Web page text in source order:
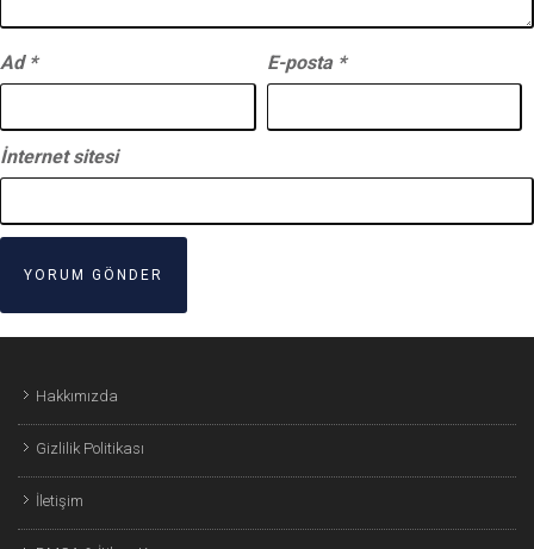
Ad * E-posta *
İnternet sitesi
Hakkımızda
Gizlilik Politikası
İletişim